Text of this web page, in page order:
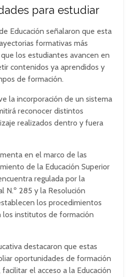
para estudiar
Educación señalaron que esta
formativas más
los estudiantes avancen en
contenidos ya aprendidos y
de formación.
la incorporación de un sistema
reconocer distintos
realizados dentro y fuera
en el marco de las
de la Educación Superior
regulada por la
N.º 285 y la Resolución
los procedimientos
los institutos de formación
destacaron que estas
oportunidades de formación
el acceso a la Educación